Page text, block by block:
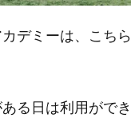
デミーは、こち
る日は利用がで